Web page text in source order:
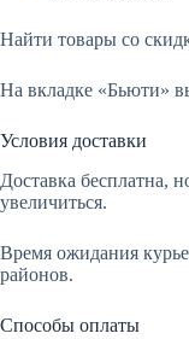
Найти товары со
На вкладке «Бьюти»
Условия доставки
Доставка бесплатна,
увеличиться.
Время ожидания
районов.
Способы оплаты